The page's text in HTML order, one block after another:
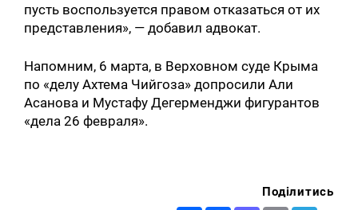
пусть воспользуется правом отказаться от их
представления», — добавил адвокат.
Напомним, 6 марта, в Верховном суде Крыма
по «делу Ахтема Чийгоза» допросили Али
Асанова и Мустафу Дегерменджи фигурантов
«дела 26 февраля».
Поділитись